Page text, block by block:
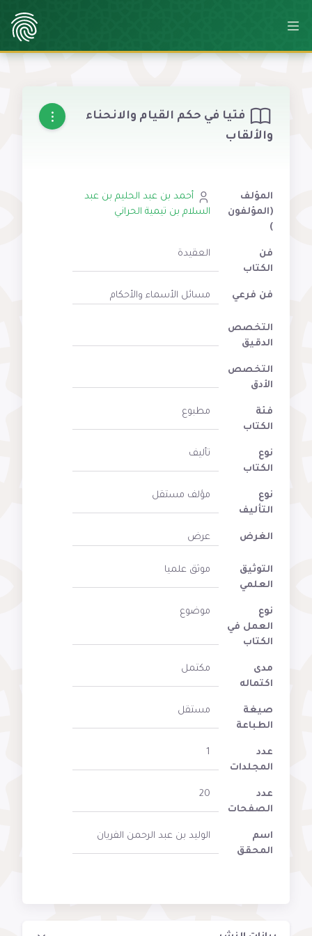
فتيا في حكم القيام والانحناء
والألقاب
المؤلف
(المؤلفون
)
أحمد بن عبد الحليم بن عبد
السلام بن تيمية الحراني
فن
الكتاب
العقيدة
فن فرعي مسائل الأسماء والأحكام
التخصص
الدقيق
التخصص
الأدق
فئة
الكتاب
مطبوع
نوع
الكتاب
تأليف
نوع
التأليف
مؤلف مستقل
الغرض عرض
التوثيق
العلمي
موثق علميا
نوع
العمل في
الكتاب
موضوع
مدى
اكتماله
مكتمل
صيغة
الطباعة
مستقل
عدد
المجلدات
1
عدد
الصفحات
20
اسم
المحقق
الوليد بن عبد الرحمن الفريان